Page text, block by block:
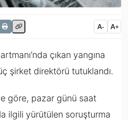
A- A+
çıkan yangına
şirket direktörü tutuklandı.
göre, pazar günü saat
ilgili yürütülen soruşturma